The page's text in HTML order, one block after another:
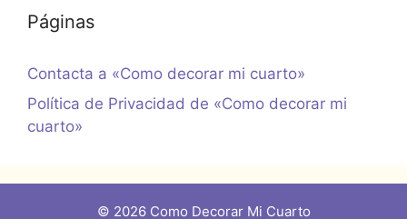
Páginas
Contacta a «Como decorar mi cuarto»
Política de Privacidad de «Como decorar mi
cuarto»
© 2026 Como Decorar Mi Cuarto